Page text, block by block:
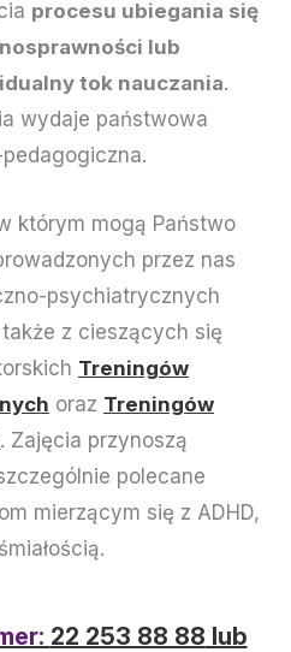
procesu ubiegania się
lub
tok nauczania.
wydaje państwowa
którym mogą Państwo
przez nas
psychiatrycznych
z cieszących się
Treningów
oraz Treningów
. Zajęcia przynoszą
polecane
mierzącym się z ADHD,
22 253 88 88 lub